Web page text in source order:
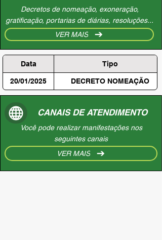
Decretos de nomeação, exoneração,
gratificação, portarias de diárias, resoluções...
VER MAIS
Data Tipo
20/01/2025 DECRETO NOMEAÇÃO
CANAIS DE ATENDIMENTO
Você pode realizar manifestações nos
seguintes canais
VER MAIS